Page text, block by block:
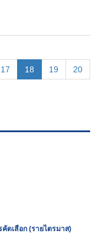
17 18 (current)
19 20
ดเลือก (รายไตรมาส)